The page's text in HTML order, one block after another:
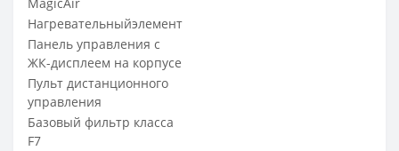
Нагревательныйэлемент
Панель управления с
ЖК-дисплеем на корпусе
Пульт дистанционного
управления
Базовый фильтр класса
F7